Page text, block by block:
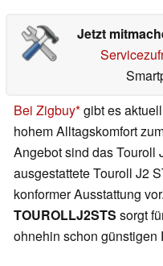
Jetzt
Bei Zigbuy gibt es
hohem Alltagskomfort
Angebot sind das Touroll
ausgestattete Touroll J2
konformer Ausstattung
TOUROLLJ2STS sorgt
ohnehin schon günstigen